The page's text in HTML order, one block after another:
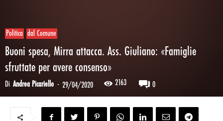
Politica dal Comune
Buoni spesa, Mirra attacca. Ass. Giuliano: «Famiglie
sfruttate per avere consenso»
Di Andrea Picariello - 29/04/2020 2163 0